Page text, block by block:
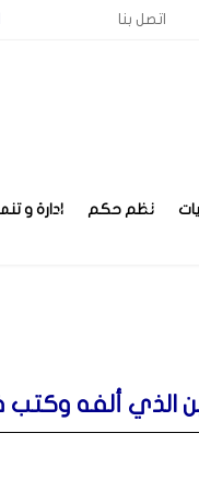
اتصل بنا
نظم حكم ادارة و
الذي ألفه وكتب